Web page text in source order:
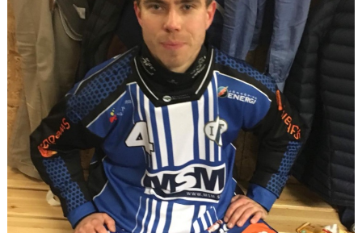
BILDGALLERI
VÅRA LAG/TRÄNARE
DOKUMENT
MATCHER
KÖP & SÄLJ